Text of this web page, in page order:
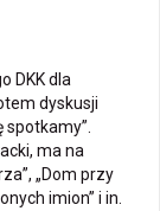
DKK dla
dyskusji
spotkamy”.
ma na
„Dom przy
imion” i in.